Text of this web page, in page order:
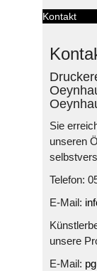
Kontakt
Sie
unseren
Telefon:
E-Mail:
unsere
E-Mail: